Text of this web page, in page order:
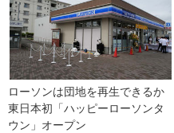
ローソンは団地を再生できるか
東日本初「ハッピーローソンタ
ウン」オープン